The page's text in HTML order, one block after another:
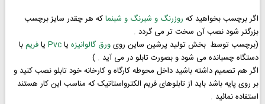
اگر برچسب بخواهید که روزرنگ و شبرنگ و شبنماکه هر چقدر سایز برچسب
بزرگتر شود نصب آن سخت تر می گردد .
(برچسب توسط بخش تولید پرشین ساین رویورق گالوانیزه یاPvc یافریمبا
دستگاه چسبانده می شود و بصورت تابلو در می آید . )
اگر هم تصمیم داشته باشید داخل محوطه کارگاه و کارخانه خود تابلو نصب کنید و
بر روی پایه باشد باید از تابلوهای فریم الکترواستاتیک که مناسب این کار هستند
استفاده نمائید .